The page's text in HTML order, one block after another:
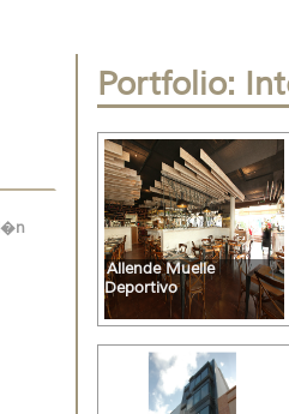
Portfolio:
Allende Muelle
Deportivo